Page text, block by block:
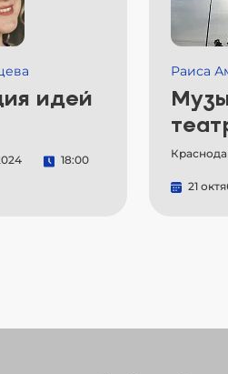
идей
18:00
Раиса
21